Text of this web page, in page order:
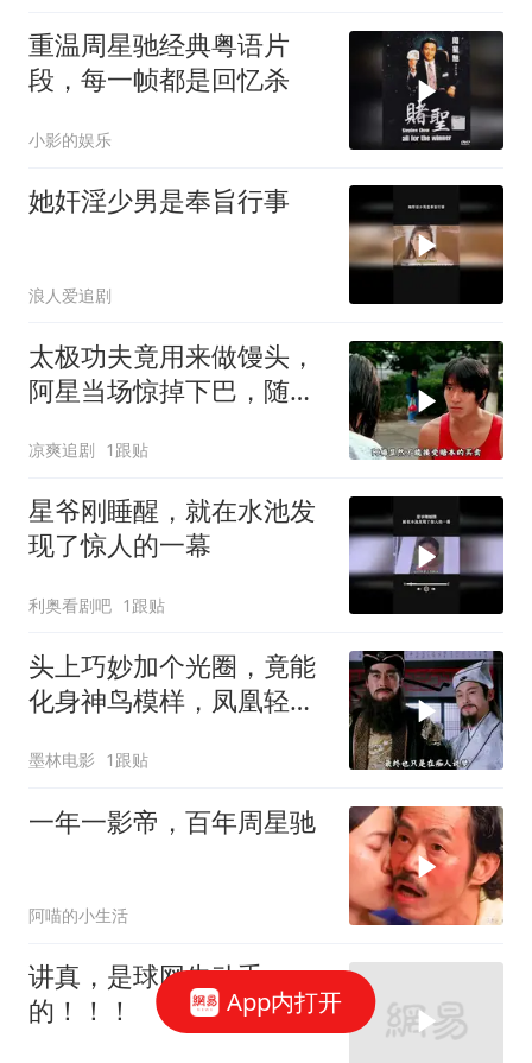
重温周星驰经典粤语片
段，每一帧都是回忆杀
小影的娱乐
她奸淫少男是奉旨行事
浪人爱追剧
太极功夫竟用来做馒头，
阿星当场惊掉下巴，随后
凉爽追剧 1跟贴
星爷刚睡醒，就在水池发
现了惊人的一幕
利奥看剧吧 1跟贴
头上巧妙加个光圈，竟能
化身神鸟模样，凤凰轻松
墨林电影 1跟贴
一年一影帝，百年周星驰
阿喵的小生活
讲真，是球网先动手
的！！！
App内打开